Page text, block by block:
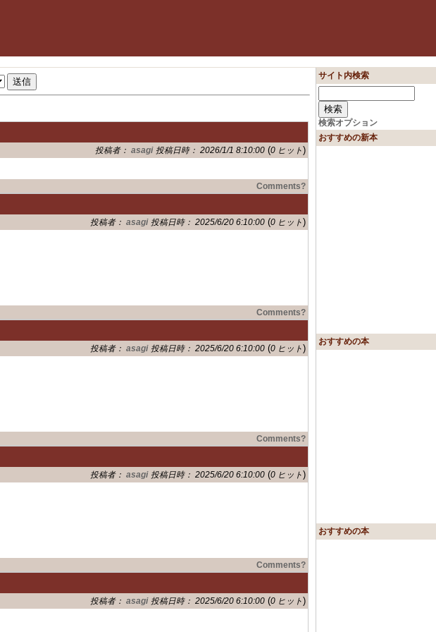
投稿者： asagi 投稿日時： 2026/1/1 8:10:00 (0 ヒット)
Comments?
投稿者： asagi 投稿日時： 2025/6/20 6:10:00 (0 ヒット)
Comments?
投稿者： asagi 投稿日時： 2025/6/20 6:10:00 (0 ヒット)
Comments?
投稿者： asagi 投稿日時： 2025/6/20 6:10:00 (0 ヒット)
Comments?
投稿者： asagi 投稿日時： 2025/6/20 6:10:00 (0 ヒット)
サイト内検索
検索オプション
おすすめの新本
おすすめの本
おすすめの本